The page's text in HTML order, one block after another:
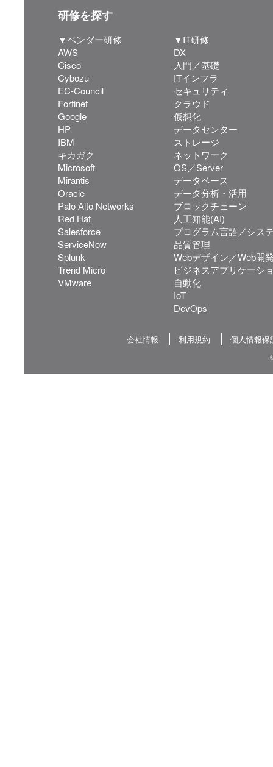
研修を探す
▼ベンダー研修
AWS
Cisco
Cybozu
EC-Council
Fortinet
Google
HP
IBM
キカガク
Microsoft
Mirantis
Oracle
Palo Alto Networks
Red Hat
Salesforce
ServiceNow
Splunk
Trend Micro
VMware
▼IT研修
DX
入門／基礎
ITインフラ
セキュリティ
クラウド
仮想化
データセンター
ストレージ
ネットワーク
OS／Server
データベース
データ分析・活用
ブロックチェーン
人工知能(AI)
プログラム言語／シス
品質管理
Webデザイン／Web開
ビジネスアプリケーシ
自動化
IoT
DevOps
会社情報 利用規約 個人情報保